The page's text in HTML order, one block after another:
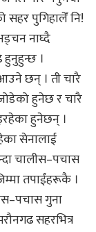
सहर पुगिहालेँ नि!
नाघ्दै
।
छन् । ती चारै
हुनेछ र चारै
हुनेछन् ।
सेनालाई
चालीस–पचास
तपाईंहरूकै ।
गुना
सहरभित्र